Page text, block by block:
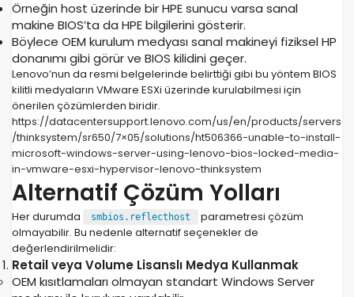
Örneğin host üzerinde bir HPE sunucu varsa sanal
makine BIOS’ta da HPE bilgilerini gösterir.
Böylece OEM kurulum medyası sanal makineyi fiziksel HP
donanımı gibi görür ve BIOS kilidini geçer.
Lenovo’nun da resmi belgelerinde belirttiği gibi bu yöntem BIOS
kilitli medyaların VMware ESXi üzerinde kurulabilmesi için
önerilen çözümlerden biridir.
https://datacentersupport.lenovo.com/us/en/products/servers
/thinksystem/sr650/7×05/solutions/ht506366-unable-to-install-
microsoft-windows-server-using-lenovo-bios-locked-media-
in-vmware-esxi-hypervisor-lenovo-thinksystem
Alternatif Çözüm Yolları
Her durumda smbios.reflecthost
parametresi çözüm
olmayabilir. Bu nedenle alternatif seçenekler de
değerlendirilmelidir:
Retail veya Volume Lisanslı Medya Kullanmak
OEM kısıtlamaları olmayan standart Windows Server